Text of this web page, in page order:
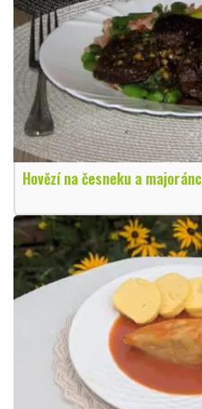
Hovězí na česneku a